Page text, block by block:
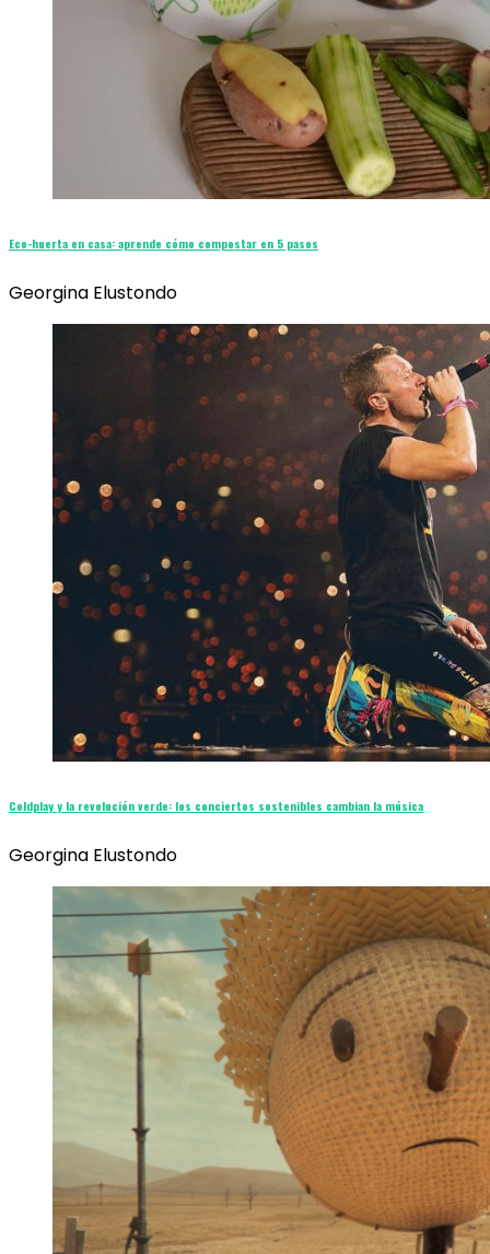
Eco-huerta en casa: aprende cómo compostar en 5 pasos
Georgina Elustondo
Coldplay y la revolución verde: los conciertos sostenibles cambian la música
Georgina Elustondo